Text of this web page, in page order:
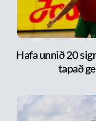
Hafa unnið 20
tapað